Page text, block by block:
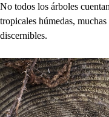
No todos los árboles
tropicales húmedas,
discernibles.